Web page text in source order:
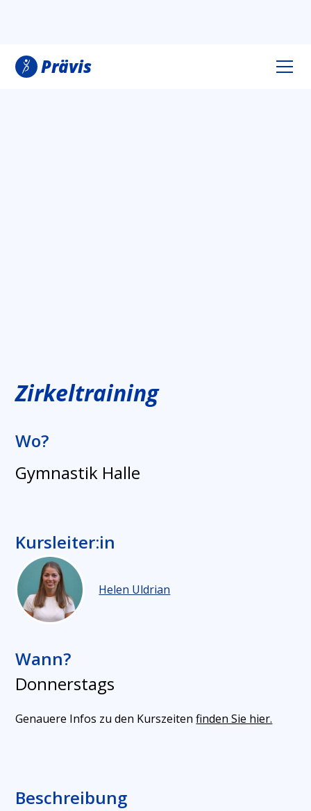
Prävis
Zirkeltraining
Wo?
Gymnastik Halle
Kursleiter:in
Helen Uldrian
Wann?
Donnerstags
Genauere Infos zu den Kurszeitenfinden Sie hier.
Beschreibung